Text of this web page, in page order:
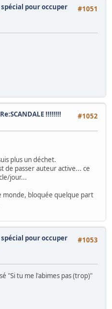
#1051
spécial pour occuper
#1052
Re:SCANDALE !!!!!!!!
plus un déchet.
de passer auteur active... ce
jour...
monde, bloquée quelque part
#1053
spécial pour occuper
"Si tu me l'abimes pas (trop)"